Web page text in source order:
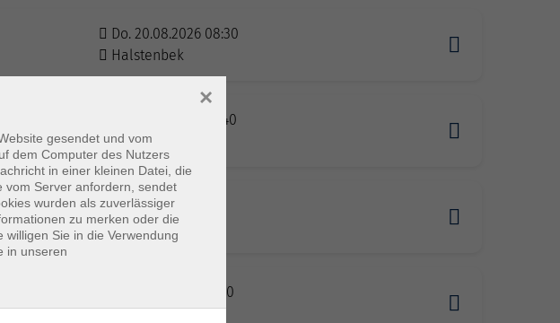
Do. 20.08.2026 08:30
Halstenbek
Do. 20.08.2026 10:40
Halstenbek
Fr. 21.08.2026 13:15
Hamburg
Mi. 26.08.2026 18:00
Hamburg
gesendet und vom
dem Computer des Nutzers
in einer kleinen Datei, die
vom Server anfordern, sendet
wurden als zuverlässiger
zu merken oder die
Sie in die Verwendung
in unseren
×